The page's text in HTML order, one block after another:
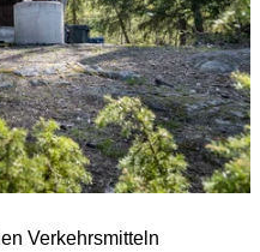
Verkehrsmitteln